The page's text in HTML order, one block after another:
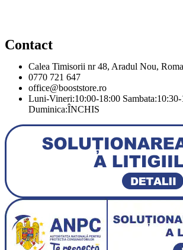
Contact
Calea Timisorii nr 48, Aradul Nou,
0770 721 647
office@booststore.ro
Luni-Vineri:10:00-18:00
Duminica:ÎNCHIS